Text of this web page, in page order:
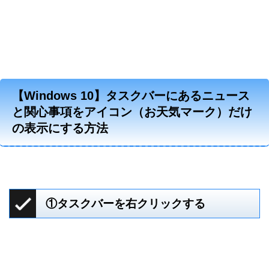
【Windows 10】タスクバーにあるニュース
と関心事項をアイコン（お天気マーク）だけ
の表示にする方法
①タスクバーを右クリックする